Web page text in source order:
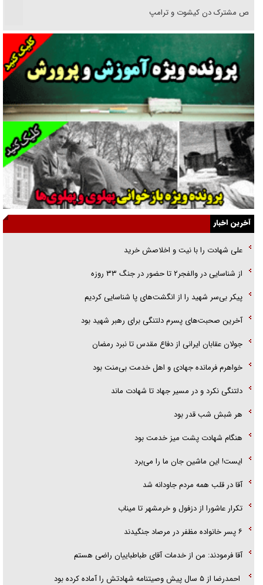
رقص مشترک دن کیشوت و ترامپ
دنده دولت به واگذاری مسئله‌دار ایران‌خودرو/ خصوصی‌سازی یا انحصار؟
غریزه‌ی بقا و آقای باقی و رفقا
جراحی‌های زیبایی با مدرک فوق‌دیپلم! + گفت‌وگو با متهم
گفت‌وگو با همسر یکی از شهدای جنگ رمضان/ پیکر بی‌سر شهید را از
انگشت‌های پا شناسایی کردیم
نسلی که آنلاین الگو می‌گیرد
گفت‌وگو با آیت‌الله جاودان/ جفای مخالفان مکانت معنوی رهبر شهید را
ارتقا می‌داد
راننده مست به قانون می‌خندد
همه آقای دوربینی شده‌ایم!
قصه ناتمام سرویس مدارس
آیا مقاومت فلسطین خلع‌سلاح می‌شود؟
آخرین اخبار
علی شهادت را با نیت و اخلاصش خرید
از شناسایی در والفجر۲ تا حضور در جنگ ۳۳ روزه
پیکر بی‌سر شهید را از انگشت‌های پا شناسایی کردیم
آخرین صحبت‌های پسرم دلتنگی برای رهبر شهید بود
جولان عقابان ایرانی از دفاع مقدس تا نبرد رمضان
خواهرم فرمانده جهادی و اهل خدمت بی‌منت بود
دلتنگی نکرد و در مسیر جهاد تا شهادت ماند
هر شبش شب قدر بود
هنگام شهادت پشت میز خدمت بود
ایست! این ماشین جان ما را می‌برد
آقا در قلب همه مردم جاودانه شد
تکرار عاشورا از دزفول و خرمشهر تا میناب
۶ پسر خانواده مظفر در مرصاد جنگیدند
آقا فرمودند: من از خدمات آقای طباطباییان راضی هستم
احمدرضا از ۵ سال پیش وصیتنامه شهادتش را آماده کرده بود